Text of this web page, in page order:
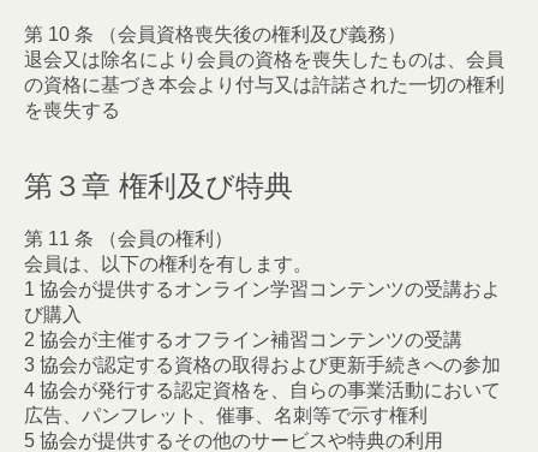
第 10 条 （会員資格喪失後の権利及び義務）
退会又は除名により会員の資格を喪失したものは、会員
の資格に基づき本会より付与又は許諾された一切の権利
を喪失する
第３章 権利及び特典
第 11 条 （会員の権利）
会員は、以下の権利を有します。
1 協会が提供するオンライン学習コンテンツの受講およ
び購入
2 協会が主催するオフライン補習コンテンツの受講
3 協会が認定する資格の取得および更新手続きへの参加
4 協会が発行する認定資格を、自らの事業活動において
広告、パンフレット、催事、名刺等で示す権利
5 協会が提供するその他のサービスや特典の利用